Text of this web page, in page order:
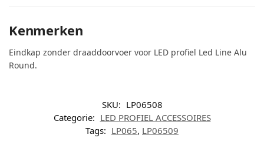
Kenmerken
Eindkap zonder draaddoorvoer voor LED profiel Led Line Alu
Round.
SKU: LP06508
Categorie: LED PROFIEL ACCESSOIRES
Tags: LP065, LP06509